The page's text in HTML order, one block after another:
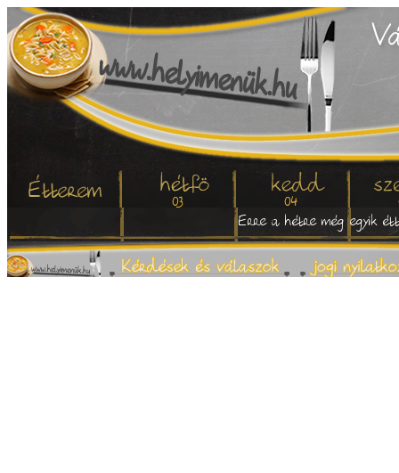
03 04
Erre a hétre még egyik